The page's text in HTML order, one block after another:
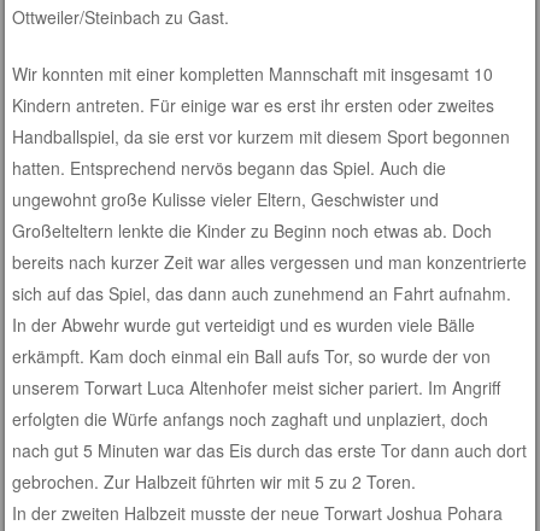
Ottweiler/Steinbach zu Gast.
Wir konnten mit einer kompletten Mannschaft mit insgesamt 10
Kindern antreten. Für einige war es erst ihr ersten oder zweites
Handballspiel, da sie erst vor kurzem mit diesem Sport begonnen
hatten. Entsprechend nervös begann das Spiel. Auch die
ungewohnt große Kulisse vieler Eltern, Geschwister und
Großelteltern lenkte die Kinder zu Beginn noch etwas ab. Doch
bereits nach kurzer Zeit war alles vergessen und man konzentrierte
sich auf das Spiel, das dann auch zunehmend an Fahrt aufnahm.
In der Abwehr wurde gut verteidigt und es wurden viele Bälle
erkämpft. Kam doch einmal ein Ball aufs Tor, so wurde der von
unserem Torwart Luca Altenhofer meist sicher pariert. Im Angriff
erfolgten die Würfe anfangs noch zaghaft und unplaziert, doch
nach gut 5 Minuten war das Eis durch das erste Tor dann auch dort
gebrochen. Zur Halbzeit führten wir mit 5 zu 2 Toren.
In der zweiten Halbzeit musste der neue Torwart Joshua Pohara